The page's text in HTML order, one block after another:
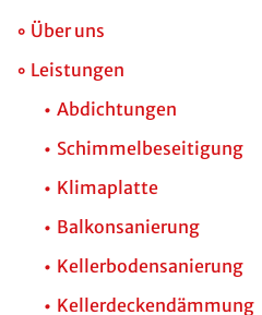
Über uns
Leistungen
Abdichtungen
Schimmelbeseitigung
Klimaplatte
Balkonsanierung
Kellerbodensanierung
Kellerdeckendämmung